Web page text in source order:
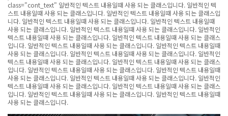
class="cont_text" 일반적인 텍스트 내용일때 사용 되는 클래스입니다. 일반적인 텍
스트 내용일때 사용 되는 클래스입니다. 일반적인 텍스트 내용일때 사용 되는 클래스입
니다. 일반적인 텍스트 내용일때 사용 되는 클래스입니다. 일반적인 텍스트 내용일때
사용 되는 클래스입니다. 일반적인 텍스트 내용일때 사용 되는 클래스입니다. 일반적인
텍스트 내용일때 사용 되는 클래스입니다. 일반적인 텍스트 내용일때 사용 되는 클래스
입니다. 일반적인 텍스트 내용일때 사용 되는 클래스입니다. 일반적인 텍스트 내용일때
사용 되는 클래스입니다. 일반적인 텍스트 내용일때 사용 되는 클래스입니다. 일반적인
텍스트 내용일때 사용 되는 클래스입니다. 일반적인 텍스트 내용일때 사용 되는 클래스
입니다. 일반적인 텍스트 내용일때 사용 되는 클래스입니다. 일반적인 텍스트 내용일때
사용 되는 클래스입니다. 일반적인 텍스트 내용일때 사용 되는 클래스입니다. 일반적인
텍스트 내용일때 사용 되는 클래스입니다. 일반적인 텍스트 내용일때 사용 되는 클래스
입니다. 일반적인 텍스트 내용일때 사용 되는 클래스입니다. 일반적인 텍스트 내용일때
사용 되는 클래스입니다.